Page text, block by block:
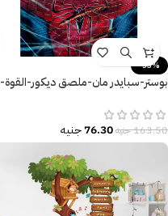
-53%
بوستر-سبايدر مان-ملصق ديكور-القوة-
163.50جنيه76.30جنيه